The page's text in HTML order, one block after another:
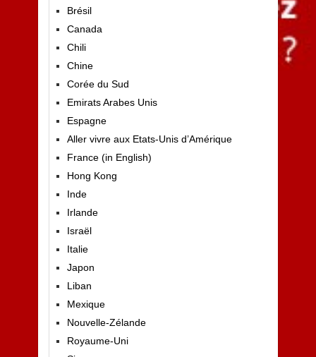
Brésil
Canada
Chili
Chine
Corée du Sud
Emirats Arabes Unis
Espagne
Aller vivre aux Etats-Unis d’Amérique
France (in English)
Hong Kong
Inde
Irlande
Israël
Italie
Japon
Liban
Mexique
Nouvelle-Zélande
Royaume-Uni